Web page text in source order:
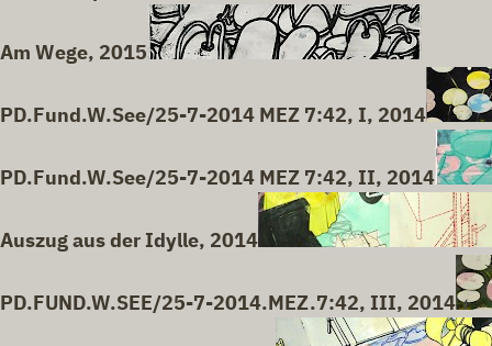
Am Wege, 2015
PD.Fund.W.See/25-7-2014 MEZ 7:42, I, 2014
PD.Fund.W.See/25-7-2014 MEZ 7:42, II, 2014
Auszug aus der Idylle, 2014
PD.FUND.W.SEE/25-7-2014.MEZ.7:42, III, 2014